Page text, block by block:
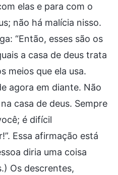
elas e para com o
não há malícia nisso.
“Então, esses são os
a casa de deus trata
meios que ela usa.
agora em diante. Não
casa de deus. Sempre
é difícil
Essa afirmação está
diria uma coisa
Os descrentes,